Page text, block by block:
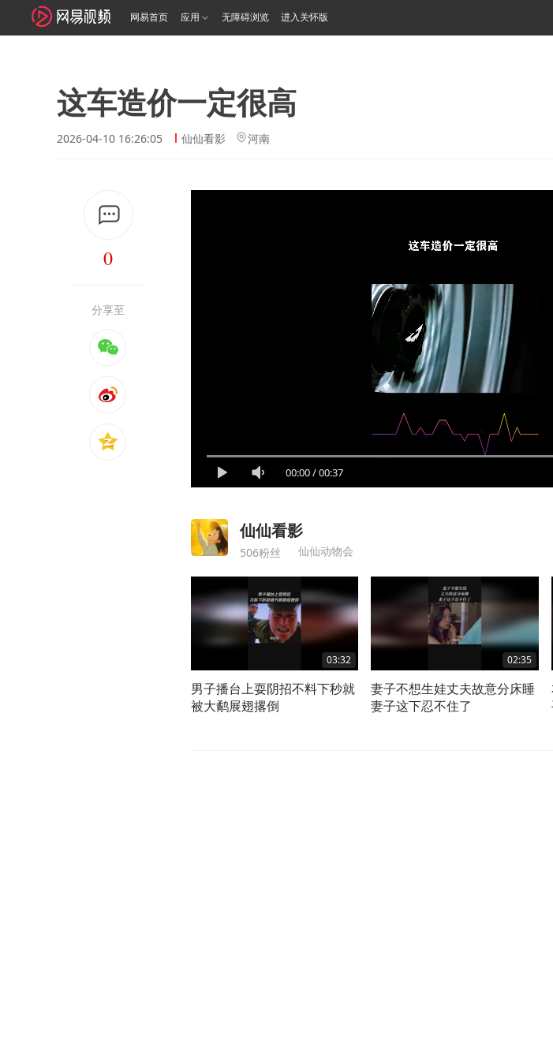
网易首页 应用 无障碍浏览 进入关怀版
这车造价一定很高
2026-04-10 16:26:05 仙仙看影 河南
0
分享至
00:00/00:37
仙仙看影
506粉丝 仙仙动物会
03:32
男子播台上耍阴招不料下秒就
被大鹬展翅撂倒
02:35
妻子不想生娃丈夫故意分床睡
妻子这下忍不住了